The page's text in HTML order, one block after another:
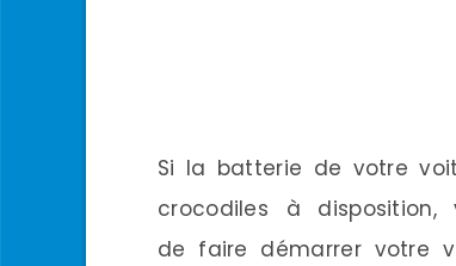
Si la batterie de votre
crocodiles à
de faire démarrer votre